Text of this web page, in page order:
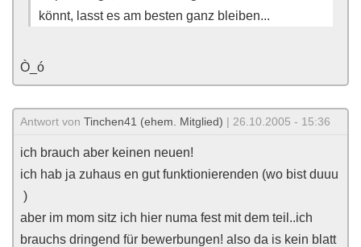
könnt, lasst es am besten ganz bleiben...
Ò_ó
Antwort von Tinchen41 (ehem. Mitglied) | 26.10.2005 - 15:36
ich brauch aber keinen neuen!
ich hab ja zuhaus en gut funktionierenden (wo bist duuu
)
aber im mom sitz ich hier numa fest mit dem teil..ich
brauchs dringend für bewerbungen! also da is kein blatt